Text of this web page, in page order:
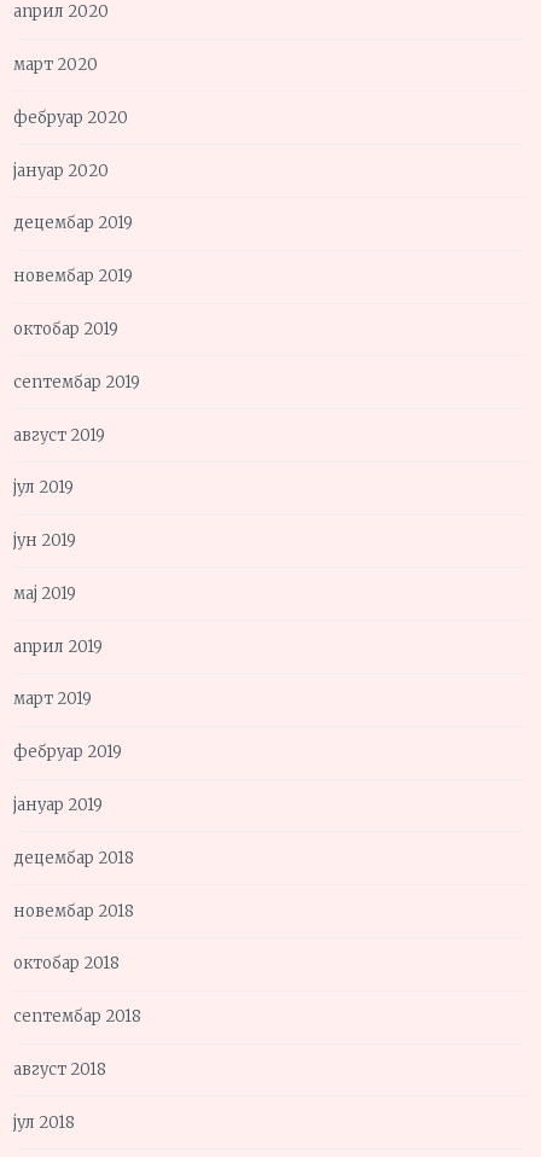
април 2020
март 2020
фебруар 2020
јануар 2020
децембар 2019
новембар 2019
октобар 2019
септембар 2019
август 2019
јул 2019
јун 2019
мај 2019
април 2019
март 2019
фебруар 2019
јануар 2019
децембар 2018
новембар 2018
октобар 2018
септембар 2018
август 2018
јул 2018